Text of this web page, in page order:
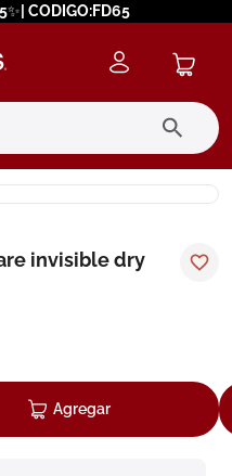
CODIGO:FD65
invisible dry
Agregar